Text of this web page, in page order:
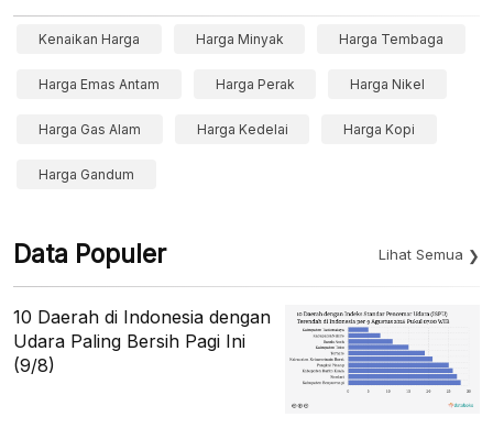
Kenaikan Harga Harga Minyak Harga Tembaga
Harga Emas Antam Harga Perak Harga Nikel
Harga Gas Alam Harga Kedelai Harga Kopi
Harga Gandum
Data Populer Lihat Semua
10 Daerah di Indonesia dengan
Udara Paling Bersih Pagi Ini
(9/8)